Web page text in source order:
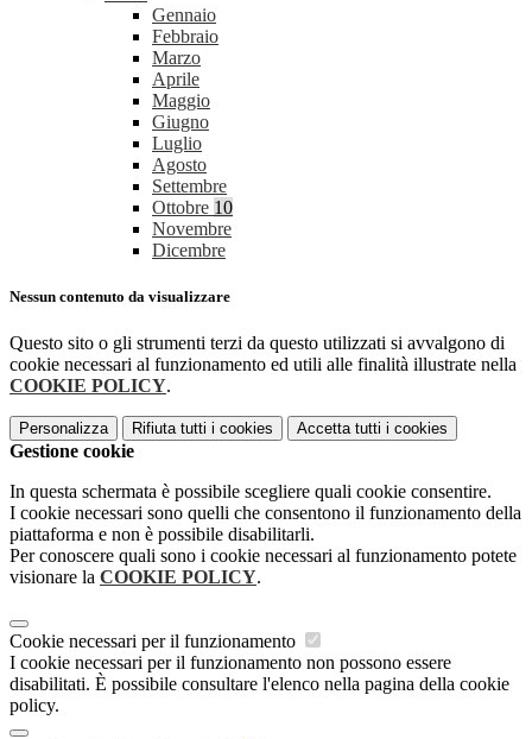
Gennaio
Febbraio
Marzo
Aprile
Maggio
Giugno
Luglio
Agosto
Settembre
Ottobre 10
Novembre
Dicembre
Nessun contenuto da visualizzare
Questo sito o gli strumenti terzi da questo utilizzati si avvalgono di
cookie necessari al funzionamento ed utili alle finalità illustrate nella
COOKIE POLICY.
Personalizza Rifiuta tutti i cookies Accetta tutti i cookies
Gestione cookie
In questa schermata è possibile scegliere quali cookie consentire.
I cookie necessari sono quelli che consentono il funzionamento della
piattaforma e non è possibile disabilitarli.
Per conoscere quali sono i cookie necessari al funzionamento potete
visionare la COOKIE POLICY.
Cookie necessari per il funzionamento
I cookie necessari per il funzionamento non possono essere
disabilitati. È possibile consultare l'elenco nella pagina della cookie
policy.